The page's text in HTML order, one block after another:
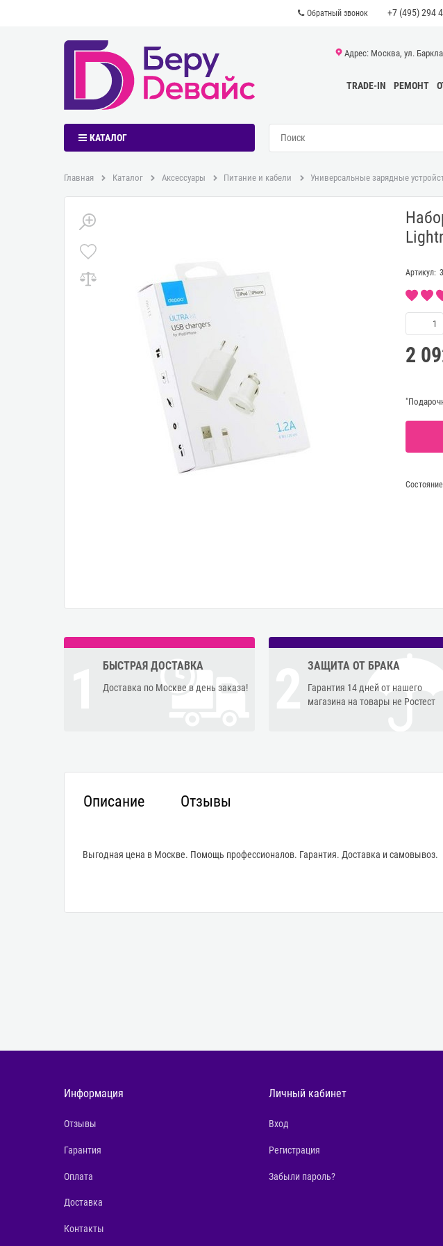
Обратный звонок +7 (495) 294
Адрес: Москва, ул.
TRADE-IN РЕМОНТ
КАТАЛОГ
Главная Каталог Аксессуары Питание и кабели Универсальные зарядные
Артикул:
2
БЫСТРАЯ ДОСТАВКА
Доставка по Москве в день заказа!
ЗАЩИТА ОТ БРАКА
Гарантия 14 дней от нашего
магазина на товары не Ростест
Описание Отзывы
Выгодная цена в Москве. Помощь профессионалов. Гарантия. Доставка и самовывоз.
Информация
Отзывы
Гарантия
Оплата
Доставка
Контакты
Личный кабинет
Вход
Регистрация
Забыли пароль?